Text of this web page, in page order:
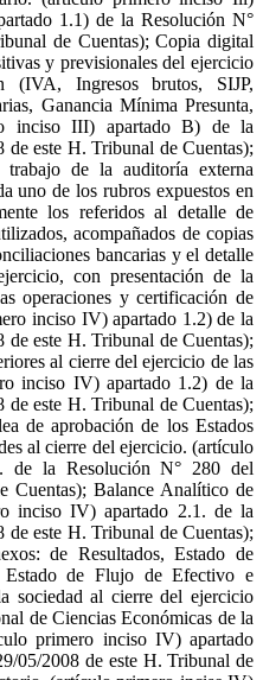
1.1) de la Resolución N°
de Cuentas); Copia digital
y previsionales del ejercicio
(IVA, Ingresos brutos, SIJP,
Ganancia Mínima Presunta,
inciso III) apartado B) de la
este H. Tribunal de Cuentas);
de la auditoría externa
uno de los rubros expuestos en
los referidos al detalle de
acompañados de copias
bancarias y el detalle
con presentación de la
operaciones y certificación de
inciso IV) apartado 1.2) de la
este H. Tribunal de Cuentas);
al cierre del ejercicio de las
inciso IV) apartado 1.2) de la
este H. Tribunal de Cuentas);
de aprobación de los Estados
al cierre del ejercicio. (artículo
de la Resolución N° 280 del
Cuentas); Balance Analítico de
inciso IV) apartado 2.1. de la
este H. Tribunal de Cuentas);
de Resultados, Estado de
de Flujo de Efectivo e
sociedad al cierre del ejercicio
de Ciencias Económicas de la
primero inciso IV) apartado
05/2008 de este H. Tribunal de